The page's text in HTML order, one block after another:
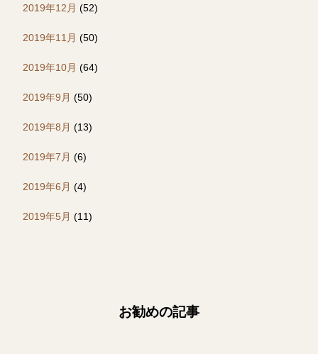
2019年12月 (52)
2019年11月 (50)
2019年10月 (64)
2019年9月 (50)
2019年8月 (13)
2019年7月 (6)
2019年6月 (4)
2019年5月 (11)
お勧めの記事